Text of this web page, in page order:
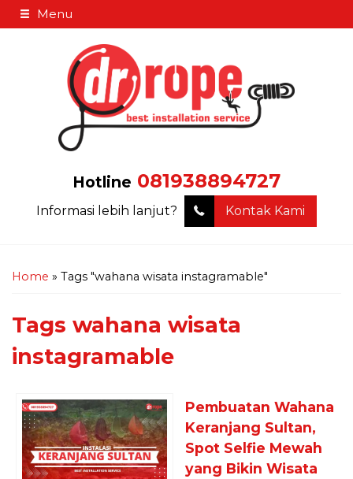
Menu
Hotline 081938894727
Informasi lebih lanjut? Kontak Kami
Home » Tags "wahana wisata instagramable"
Tags wahana wisata
instagramable
Pembuatan Wahana
Keranjang Sultan,
Spot Selfie Mewah
yang Bikin Wisata